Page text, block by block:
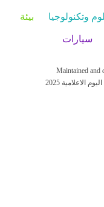
وتكنولوجيا بيئة
سيارات
Maintained and